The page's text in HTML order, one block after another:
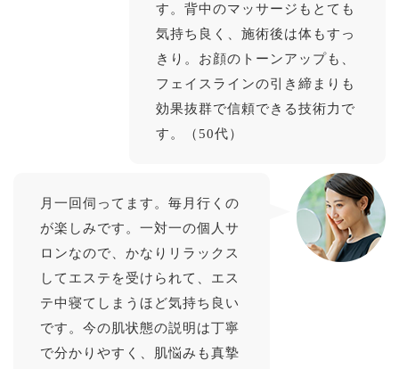
す。背中のマッサージもとても
気持ち良く、施術後は体もすっ
きり。お顔のトーンアップも、
フェイスラインの引き締まりも
効果抜群で信頼できる技術力で
す。（50代）
月一回伺ってます。毎月行くの
が楽しみです。一対一の個人サ
ロンなので、かなりリラックス
してエステを受けられて、エス
テ中寝てしまうほど気持ち良い
です。今の肌状態の説明は丁寧
で分かりやすく、肌悩みも真摯